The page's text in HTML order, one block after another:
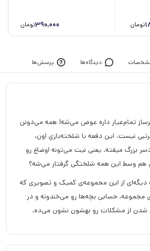
تومان 390,000تومان
دیدگاه‌ها پرسش‌ها
تمام‌عیار داره عوض می‌شه! همه می‌دونن
نیست. این دفعه با شلخته‌بازیِ اون،
بزرگ میفته. یعنی نیت می‌تونه اوضاع رو
هم وسط این همه شلختگی گرفتار می‌شه؟
دیگه‌ای از این مجموعه‌ی کمیک و تصویری که
حسابی بچه‌ها رو می‌خندونه و در
شدن از مشکلات رو بهشون نشون می‌ده.